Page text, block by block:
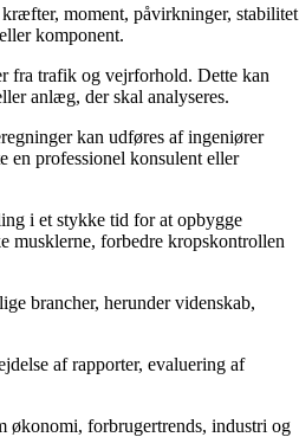
moment, påvirkninger, stabilitet
komponent.
fra trafik og vejrforhold. Dette kan
anlæg, der skal analyseres.
kan udføres af ingeniører
en professionel konsulent eller
i et stykke tid for at opbygge
musklerne, forbedre kropskontrollen
brancher, herunder videnskab,
af rapporter, evaluering af
økonomi, forbrugertrends, industri og